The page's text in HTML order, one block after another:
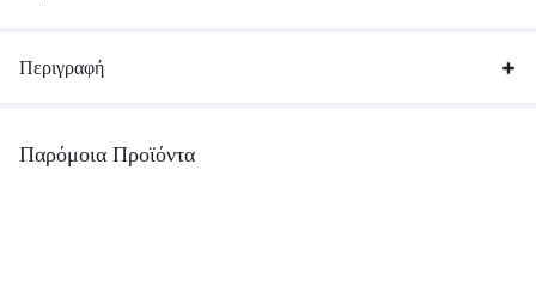
Περιγραφή
Παρόμοια Προϊόντα